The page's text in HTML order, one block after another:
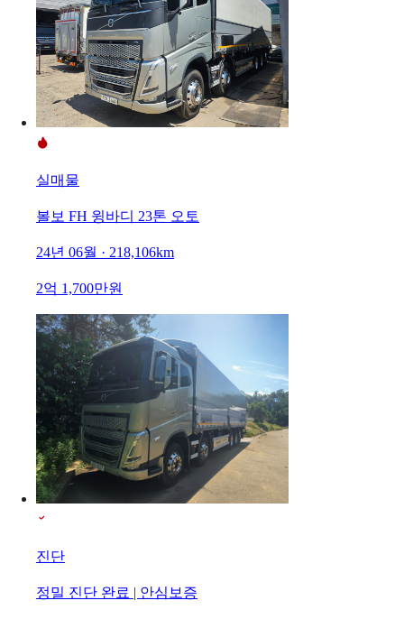
실매물
볼보 FH 윙바디 23톤 오토
24년 06월 · 218,106km
2억 1,700만원
진단
정밀 진단 완료 | 안심보증